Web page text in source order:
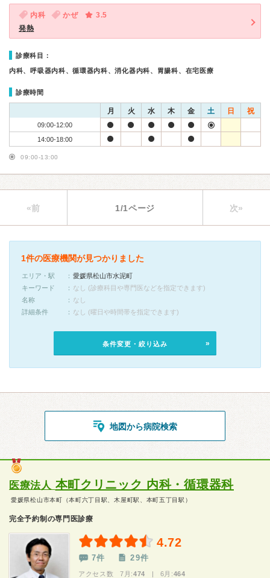
内科 かぜ
3.5
発熱
診療科目：
内科、呼吸器内科、循環器内科、消化器内科、胃腸科、在宅医療
診療時間
月 火 水 木 金 土 日 祝
09:00-12:00
14:00-18:00
09:00-13:00
«前 1/1ページ 次»
1件の医療機関が見つかりました
エリア・駅
愛媛県松山市水泥町
キーワード
なし (診療科目や専門医などを指定できます)
名称
なし
詳細条件
なし (曜日や時間帯を指定できます)
条件変更・絞り込み
地図から病院検索
医療法人 本町クリニック 内科・循環器科
愛媛県松山市本町（本町六丁目駅、木屋町駅、本町五丁目駅）
完全予約制の専門医診療
4.72
7件 29件
アクセス数 7月:474 | 6月:464